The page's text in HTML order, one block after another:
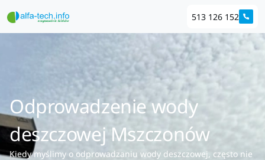
513 126 152
Odprowadzenie wody
deszczowej Mszczonów
Kiedy myślimy o odprowadzaniu wody deszczowej, często nie